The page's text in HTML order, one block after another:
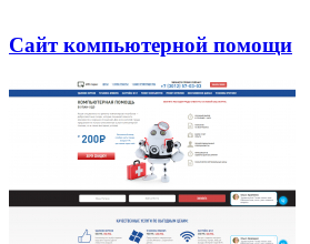
Сайт компьютерной помощи